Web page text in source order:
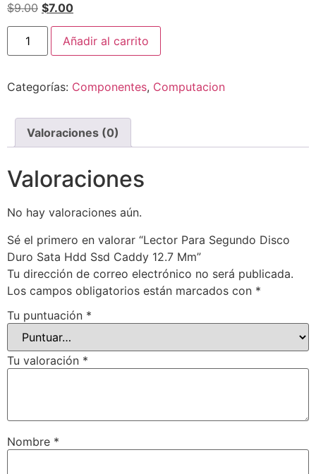
$9.00 $7.00
Añadir al carrito
Categorías: Componentes, Computacion
Valoraciones (0)
Valoraciones
No hay valoraciones aún.
Sé el primero en valorar “Lector Para Segundo Disco
Duro Sata Hdd Ssd Caddy 12.7 Mm”
Tu dirección de correo electrónico no será publicada.
Los campos obligatorios están marcados con *
Tu puntuación *
Tu valoración *
Nombre *